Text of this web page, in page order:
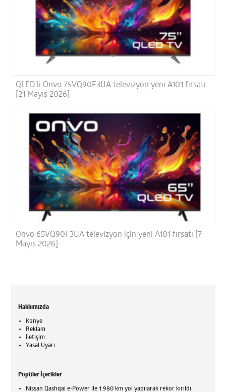
QLED’li Onvo 75VQ90F3UA televizyon yeni A101 fırsatı
[21 Mayıs 2026]
Onvo 65VQ90F3UA televizyon için yeni A101 fırsatı [7
Mayıs 2026]
Hakkımızda
Künye
Reklam
İletişim
Yasal Uyarı
Popüler İçerikler
Nissan Qashqai e-Power ile 1.980 km yol yapılarak rekor kırıldı